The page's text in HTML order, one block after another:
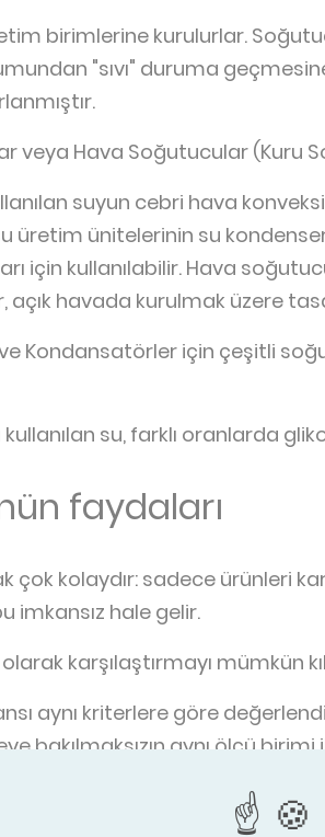
birimlerine kurulurlar.
"sıvı" duruma
veya Hava Soğutucular (Kuru
suyun cebri hava
üretim ünitelerinin su
için kullanılabilir. Hava
açık havada kurulmak üzere
Kondansatörler için çeşitli
su, farklı oranlarda
faydaları
kolaydır: sadece ürünleri
imkansız hale gelir.
karşılaştırmayı mümkün
aynı kriterlere göre
bakılmaksızın aynı ölçü
performansı tarafsız,